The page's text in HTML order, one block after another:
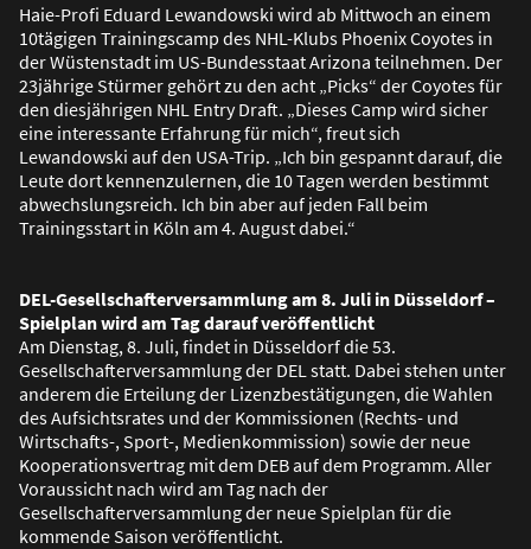
Haie-Profi Eduard Lewandowski wird ab Mittwoch an einem
10tägigen Trainingscamp des NHL-Klubs Phoenix Coyotes in
der Wüstenstadt im US-Bundesstaat Arizona teilnehmen. Der
23jährige Stürmer gehört zu den acht „Picks“ der Coyotes für
den diesjährigen NHL Entry Draft. „Dieses Camp wird sicher
eine interessante Erfahrung für mich“, freut sich
Lewandowski auf den USA-Trip. „Ich bin gespannt darauf, die
Leute dort kennenzulernen, die 10 Tagen werden bestimmt
abwechslungsreich. Ich bin aber auf jeden Fall beim
Trainingsstart in Köln am 4. August dabei.“
DEL-Gesellschafterversammlung am 8. Juli in Düsseldorf –
Spielplan wird am Tag darauf veröffentlicht
Am Dienstag, 8. Juli, findet in Düsseldorf die 53.
Gesellschafterversammlung der DEL statt. Dabei stehen unter
anderem die Erteilung der Lizenzbestätigungen, die Wahlen
des Aufsichtsrates und der Kommissionen (Rechts- und
Wirtschafts-, Sport-, Medienkommission) sowie der neue
Kooperationsvertrag mit dem DEB auf dem Programm. Aller
Voraussicht nach wird am Tag nach der
Gesellschafterversammlung der neue Spielplan für die
kommende Saison veröffentlicht.